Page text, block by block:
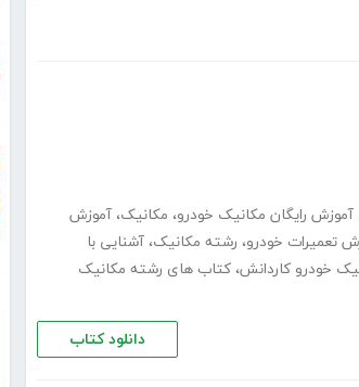
آموزش رایگان مکانیک خودرو، مکانیک، آموزش
تعمیرات خودرو، رشته مکانیک، آشنایی با
خودرو کاردانش، کتاب های رشته مکانیک
دانلود کتاب